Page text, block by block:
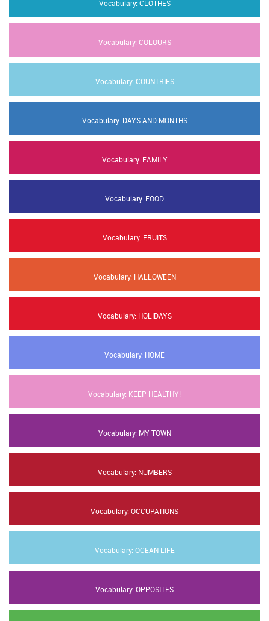
Vocabulary: CLOTHES
Vocabulary: COLOURS
Vocabulary: COUNTRIES
Vocabulary: DAYS AND MONTHS
Vocabulary: FAMILY
Vocabulary: FOOD
Vocabulary: FRUITS
Vocabulary: HALLOWEEN
Vocabulary: HOLIDAYS
Vocabulary: HOME
Vocabulary: KEEP HEALTHY!
Vocabulary: MY TOWN
Vocabulary: NUMBERS
Vocabulary: OCCUPATIONS
Vocabulary: OCEAN LIFE
Vocabulary: OPPOSITES